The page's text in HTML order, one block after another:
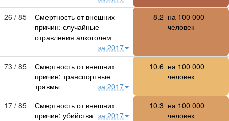
26 / 85
Смертность от внешних
причин: случайные
отравления алкоголем
за 2017
8.2 на 100 000
человек
73 / 85
Смертность от внешних
причин: транспортные
травмы
за 2017
10.6 на 100 000
человек
17 / 85
Смертность от внешних
причин: убийства за 2017
10.3 на 100 000
человек